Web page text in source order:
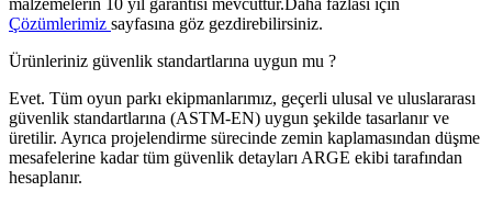
Çözümlerimiz sayfasına göz gezdirebilirsiniz.
Ürünleriniz güvenlik standartlarına uygun mu ?
Evet. Tüm oyun parkı ekipmanlarımız, geçerli ulusal ve uluslararası
güvenlik standartlarına (ASTM-EN) uygun şekilde tasarlanır ve
üretilir. Ayrıca projelendirme sürecinde zemin kaplamasından düşme
mesafelerine kadar tüm güvenlik detayları ARGE ekibi tarafından
hesaplanır.